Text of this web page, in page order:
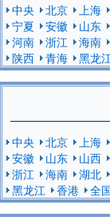
中央 北京 上海
宁夏
安徽 山东
河南
浙江 海南
陕西
青海 黑龙
中央 北京 上海
安徽
山东 山西
浙江
海南 湖北
黑龙江
香港 全